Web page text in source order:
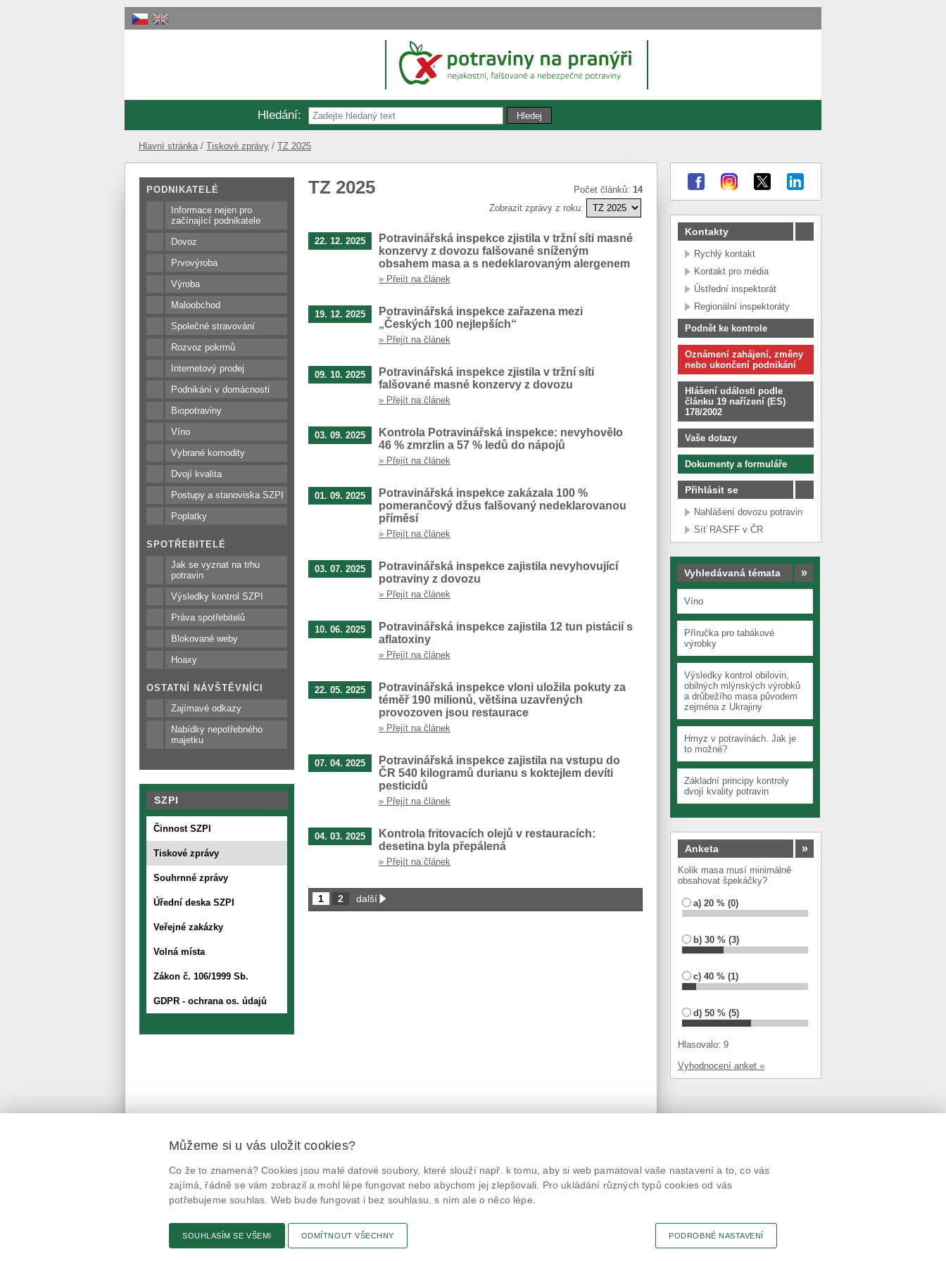
Hledání:
Hlavní stránka Tiskové zprávy TZ 2025
PODNIKATELÉ
Informace nejen pro
začínající podnikatele
Dovoz
Prvovýroba
Výroba
Maloobchod
Společné stravování
Rozvoz pokrmů
Internetový prodej
Podnikání v domácnosti
Biopotraviny
Víno
Vybrané komodity
Dvojí kvalita
Postupy a stanoviska SZPI
Poplatky
SPOTŘEBITELÉ
Jak se vyznat na trhu
potravin
Výsledky kontrol SZPI
Práva spotřebitelů
Blokované weby
Hoaxy
OSTATNÍ NÁVŠTĚVNÍCI
Zajímavé odkazy
Nabídky nepotřebného
majetku
SZPI
Činnost SZPI
Tiskové zprávy
Souhrnné zprávy
Úřední deska SZPI
Veřejné zakázky
Volná místa
Zákon č. 106/1999 Sb.
GDPR - ochrana os. údajů
TZ 2025 Počet článků: 14
Zobrazit zprávy z roku:
22. 12. 2025
Potravinářská inspekce zjistila v tržní síti masné
konzervy z dovozu falšované sníženým
obsahem masa a s nedeklarovaným alergenem
» Přejít na článek
19. 12. 2025
Potravinářská inspekce zařazena mezi
„Českých 100 nejlepších“
» Přejít na článek
09. 10. 2025
Potravinářská inspekce zjistila v tržní síti
falšované masné konzervy z dovozu
» Přejít na článek
03. 09. 2025
Kontrola Potravinářská inspekce: nevyhovělo
46 % zmrzlin a 57 % ledů do nápojů
» Přejít na článek
01. 09. 2025
Potravinářská inspekce zakázala 100 %
pomerančový džus falšovaný nedeklarovanou
příměsí
» Přejít na článek
03. 07. 2025
Potravinářská inspekce zajistila nevyhovující
potraviny z dovozu
» Přejít na článek
10. 06. 2025
Potravinářská inspekce zajistila 12 tun pistácií s
aflatoxiny
» Přejít na článek
22. 05. 2025
Potravinářská inspekce vloni uložila pokuty za
téměř 190 milionů, většina uzavřených
provozoven jsou restaurace
» Přejít na článek
07. 04. 2025
Potravinářská inspekce zajistila na vstupu do
ČR 540 kilogramů durianu s koktejlem devíti
pesticidů
» Přejít na článek
04. 03. 2025
Kontrola fritovacích olejů v restauracích:
desetina byla přepálená
» Přejít na článek
1 2 další
Kontakty
Rychlý kontakt
Kontakt pro média
Ústřední inspektorát
Regionální inspektoráty
Podnět ke kontrole
Oznámení zahájení, změny
nebo ukončení podnikání
Hlášení události podle
článku 19 nařízení (ES)
178/2002
Vaše dotazy
Dokumenty a formuláře
Přihlásit se
Nahlášení dovozu potravin
Síť RASFF v ČR
Vyhledávaná témata »
Víno
Příručka pro tabákové
výrobky
Výsledky kontrol obilovin,
obilných mlýnských výrobků
a drůbežího masa původem
zejména z Ukrajiny
Hmyz v potravinách. Jak je
to možné?
Základní principy kontroly
dvojí kvality potravin
Anketa »
Kolik masa musí minimálně
obsahovat špekáčky?
a) 20 % (0)
b) 30 % (3)
c) 40 % (1)
d) 50 % (5)
Hlasovalo: 9
Vyhodnocení anket »
@potravinynapranyri @NaPranyri
@SZPIjobs
© Státní zemědělská a potravinářská inspekce 2026.
Květná 15, 603 00 Brno, epodatelna
szpi.gov.cz
ID datové schránky: avraiqg
Prohlášení o přístupnosti
Připomínky
Tisk stránky
Můžeme si u vás uložit cookies?
Co že to znamená? Cookies jsou malé datové soubory, které slouží např. k tomu, aby si web pamatoval vaše nastavení a to, co vás
zajímá, řádně se vám zobrazil a mohl lépe fungovat nebo abychom jej zlepšovali. Pro ukládání různých typů cookies od vás
potřebujeme souhlas. Web bude fungovat i bez souhlasu, s ním ale o něco lépe.
SOUHLASÍM SE VŠEMI ODMÍTNOUT VŠECHNY PODROBNÉ NASTAVENÍ